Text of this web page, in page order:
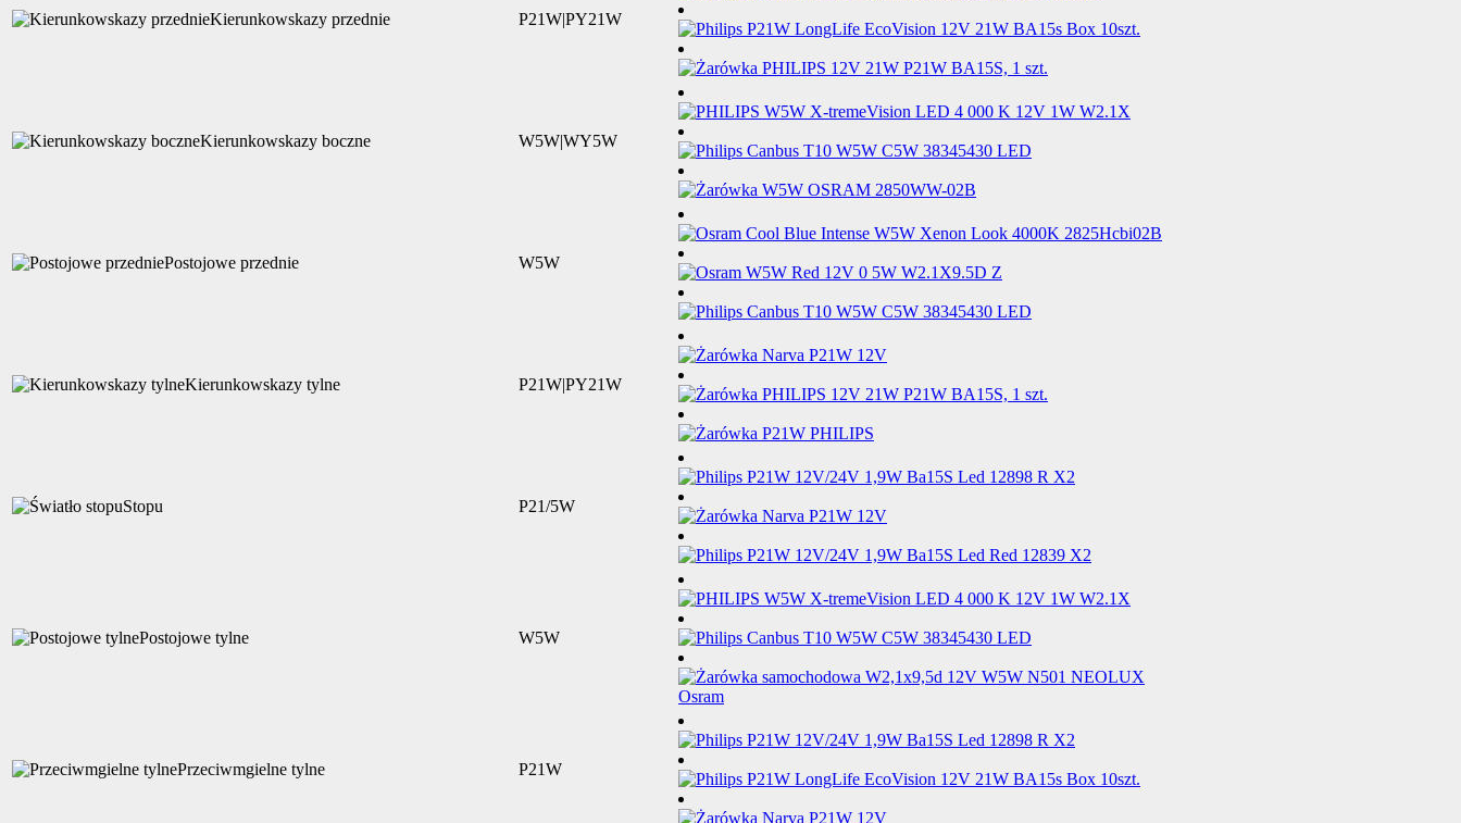
Kierunkowskazy przednie P21W|PY21W
Kierunkowskazy boczne W5W|WY5W
Postojowe przednie W5W
Kierunkowskazy tylne P21W|PY21W
Stopu P21/5W
Postojowe tylne W5W
Przeciwmgielne tylne P21W